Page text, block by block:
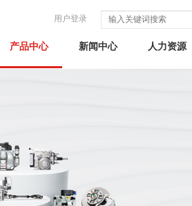
用户登录
产品中心 新闻中心 人力资源